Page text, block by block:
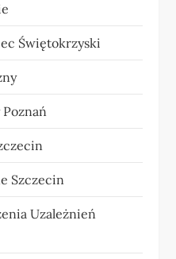
Świętokrzyski
Szczecin
Uzależnień